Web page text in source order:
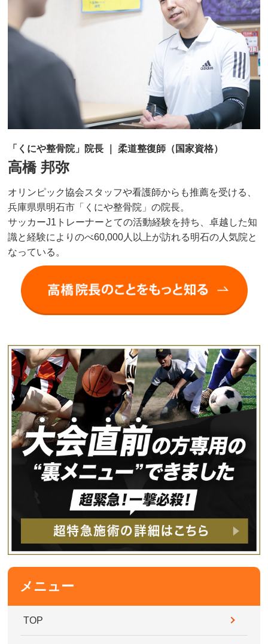
「くにや整骨院」院長 ｜ 柔道整復師（国家資格）
高橋 邦弥
オリンピック協会スタッフや看護師からも推薦を受ける、
兵庫県県明石市「くにや整骨院」の院長。
サッカーJ1トレーナーとての活動経験を持ち、卓越した知
識と経験によりのべ60,000人以上が訪れる明石の人気院と
なっている。
メニュー
TOP